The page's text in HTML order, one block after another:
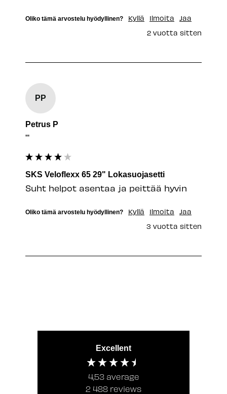
Oliko tämä arvostelu hyödyllinen? Kyllä Ilmoita
Jaa
2 vuotta sitten
PP
Petrus P
""
SKS Veloflexx 65 29" Lokasuojasetti
Suht helpot asentaa ja peittää hyvin
Oliko tämä arvostelu hyödyllinen? Kyllä Ilmoita
Jaa
3 vuotta sitten
Excellent
4,53 average
2 488 reviews